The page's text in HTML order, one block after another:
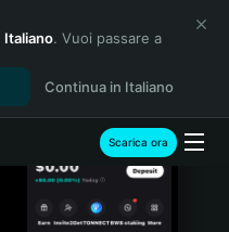
Italiano. Vuoi passare a
Continua in Italiano
Scarica ora